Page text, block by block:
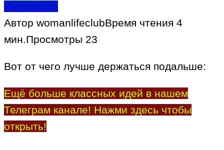
Интересно
Автор womanlifeclubВремя чтения 4
мин.Просмотры 23
Вот от чего лучше держаться подальше:
Ещё больше классных идей в нашем
Телеграм канале! Нажми здесь чтобы
открыть!